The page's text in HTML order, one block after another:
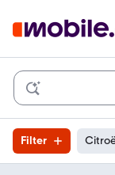
Filter